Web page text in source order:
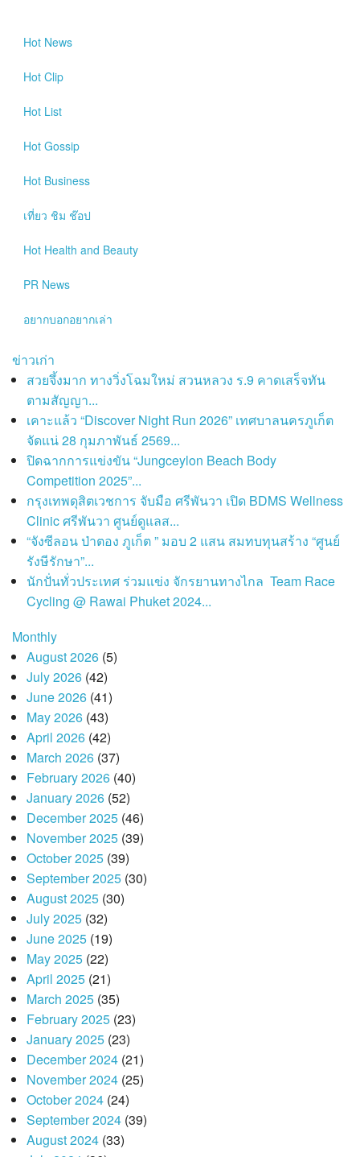
Hot News
Hot Clip
Hot List
Hot Gossip
Hot Business
เที่ยว ชิม ช๊อป
Hot Health and Beauty
PR News
อยากบอกอยากเล่า
ข่าวเก่า
สวยจึ้งมาก ทางวิ่งโฉมใหม่ สวนหลวง ร.9 คาดเสร็จทัน
ตามสัญญา...
เคาะแล้ว “Discover Night Run 2026” เทศบาลนครภูเก็ต
จัดแน่ 28 กุมภาพันธ์ 2569...
ปิดฉากการแข่งขัน “Jungceylon Beach Body
Competition 2025”...
กรุงเทพดุสิตเวชการ จับมือ ศรีพันวา เปิด BDMS Wellness
Clinic ศรีพันวา ศูนย์ดูแลส...
“จังซีลอน ป่าตอง ภูเก็ต ” มอบ 2 แสน สมทบทุนสร้าง “ศูนย์
รังษีรักษา”...
นักปั่นทั่วประเทศ ร่วมแข่ง จักรยานทางไกล Team Race
Cycling @ Rawai Phuket 2024...
Monthly
August 2026(5)
July 2026(42)
June 2026(41)
May 2026(43)
April 2026(42)
March 2026(37)
February 2026(40)
January 2026(52)
December 2025(46)
November 2025(39)
October 2025(39)
September 2025(30)
August 2025(30)
July 2025(32)
June 2025(19)
May 2025(22)
April 2025(21)
March 2025(35)
February 2025(23)
January 2025(23)
December 2024(21)
November 2024(25)
October 2024(24)
September 2024(39)
August 2024(33)